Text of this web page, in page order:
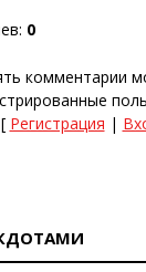
: 0
комментарии
[ Регистрация |